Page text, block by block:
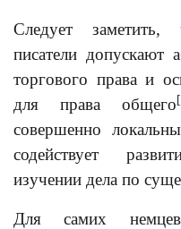
Следует заметить,
писатели допускают
торгового права и
для права общего
совершенно
содействует
изучении дела по
Для самих немцев